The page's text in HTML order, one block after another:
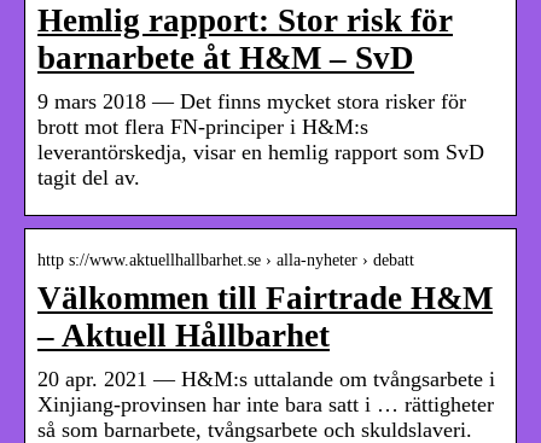
Hemlig rapport: Stor risk för
barnarbete åt H&M – SvD
9 mars 2018 — Det finns mycket stora risker för
brott mot flera FN-principer i H&M:s
leverantörskedja, visar en hemlig rapport som SvD
tagit del av.
http s://www.aktuellhallbarhet.se › alla-nyheter › debatt
Välkommen till Fairtrade H&M
– Aktuell Hållbarhet
20 apr. 2021 — H&M:s uttalande om tvångsarbete i
Xinjiang-provinsen har inte bara satt i … rättigheter
så som barnarbete, tvångsarbete och skuldslaveri.